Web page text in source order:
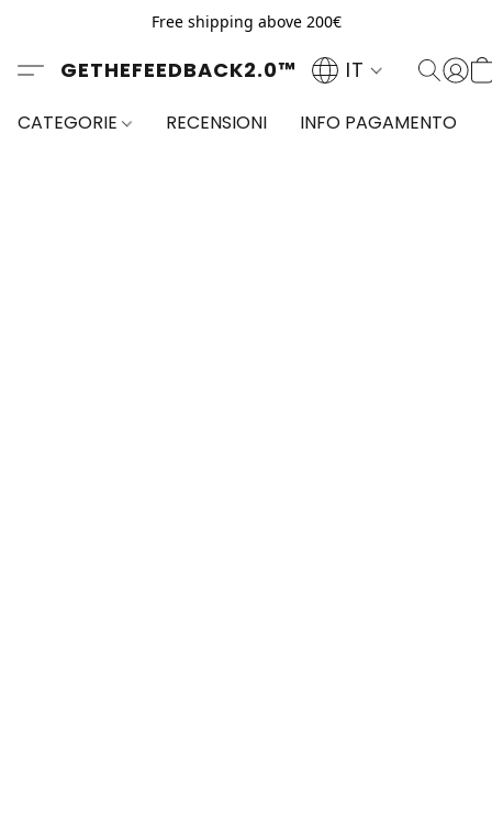
Free shipping above 200€
GETHEFEEDBACK2.0™ IT
CATEGORIE RECENSIONI INFO PAGAMENTO